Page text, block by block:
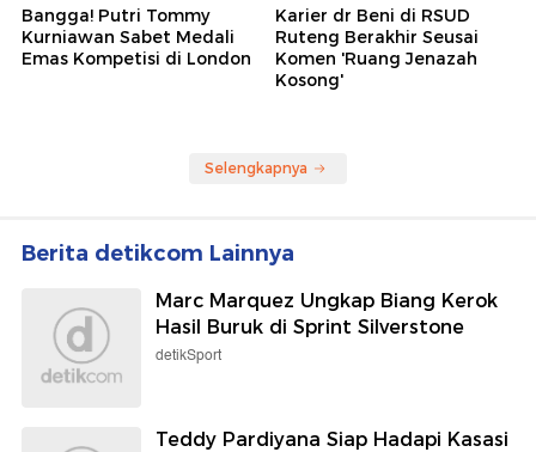
Bangga! Putri Tommy
Kurniawan Sabet Medali
Emas Kompetisi di London
Karier dr Beni di RSUD
Ruteng Berakhir Seusai
Komen 'Ruang Jenazah
Kosong'
Selengkapnya
Berita detikcom Lainnya
Marc Marquez Ungkap Biang Kerok
Hasil Buruk di Sprint Silverstone
detikSport
Teddy Pardiyana Siap Hadapi Kasasi